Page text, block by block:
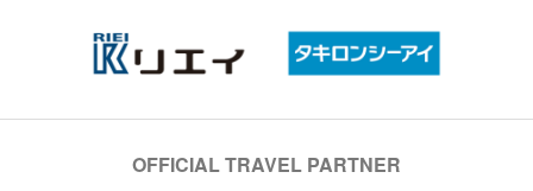
OFFICIAL TRAVEL PARTNER